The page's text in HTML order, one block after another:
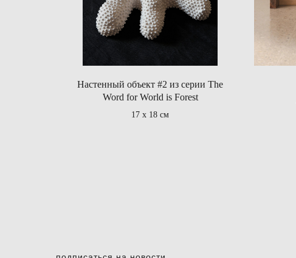
Настенный объект #2 из серии The
Word for World is Forest
17 х 18 см